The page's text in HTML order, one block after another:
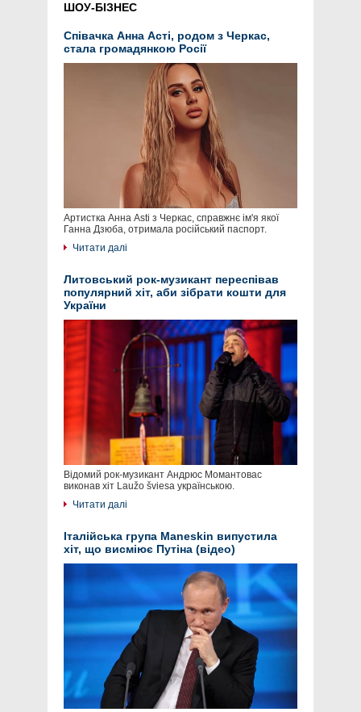
ШОУ-БІЗНЕС
Співачка Анна Асті, родом з Черкас,
стала громадянкою Росії
Артистка Анна Asti з Черкас, справжнє ім'я якої
Ганна Дзюба, отримала російський паспорт.
Читати далі
Литовський рок-музикант переспівав
популярний хіт, аби зібрати кошти для
України
Відомий рок-музикант Андрюс Момантовас
виконав хіт Laužo šviesa українською.
Читати далі
Італійська група Maneskin випустила
хіт, що висміює Путіна (відео)